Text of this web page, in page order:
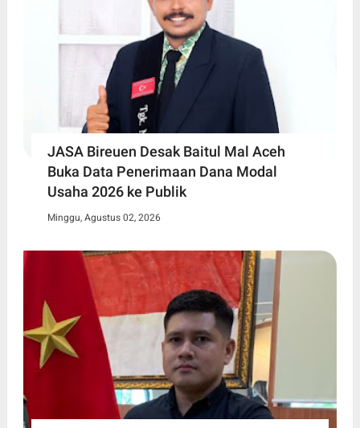
JASA Bireuen Desak Baitul Mal Aceh
Buka Data Penerimaan Dana Modal
Usaha 2026 ke Publik
Minggu, Agustus 02, 2026